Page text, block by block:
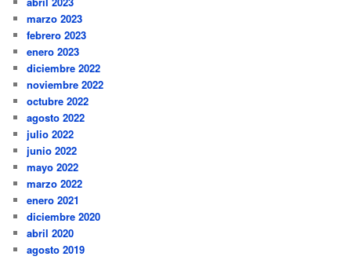
marzo 2023
febrero 2023
enero 2023
diciembre 2022
noviembre 2022
octubre 2022
agosto 2022
julio 2022
junio 2022
mayo 2022
marzo 2022
enero 2021
diciembre 2020
abril 2020
agosto 2019